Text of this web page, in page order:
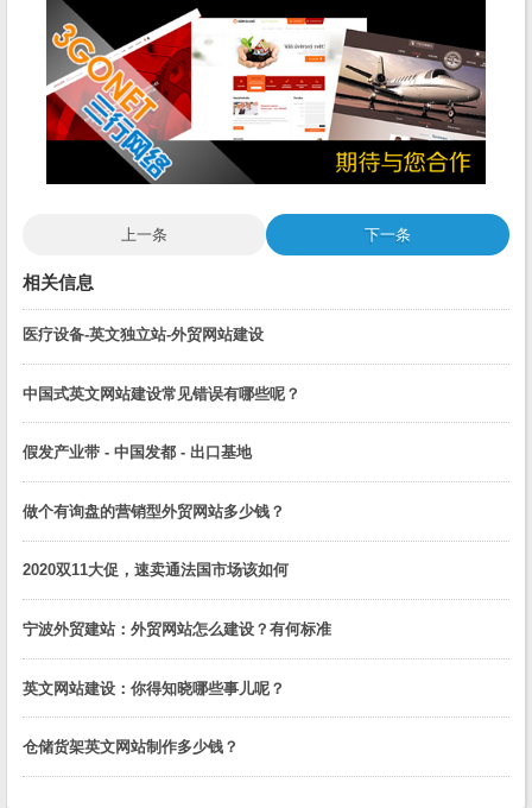
上一条 下一条
相关信息
医疗设备-英文独立站-外贸网站建设
中国式英文网站建设常见错误有哪些呢？
假发产业带 - 中国发都 - 出口基地
做个有询盘的营销型外贸网站多少钱？
2020双11大促，速卖通法国市场该如何
宁波外贸建站：外贸网站怎么建设？有何标准
英文网站建设：你得知晓哪些事儿呢？
仓储货架英文网站制作多少钱？